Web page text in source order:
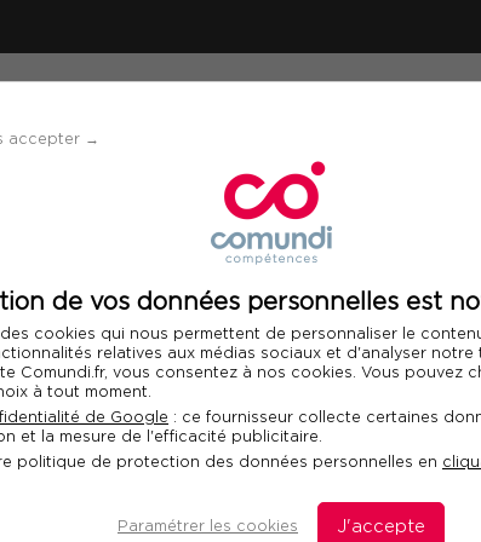
accepter →
de vos données personnelles est
cookies qui nous permettent de personnaliser le
relatives aux médias sociaux et d'analyser notre
Comundi.fr, vous consentez à nos cookies. Vous pouvez
à tout moment.
de Google : ce fournisseur collecte certaines
et la mesure de l'efficacité publicitaire.
politique de protection des données personnelles en
Paramétrer les cookies J'accepte
son calme
Télécharger le programme
à garder son
de stress